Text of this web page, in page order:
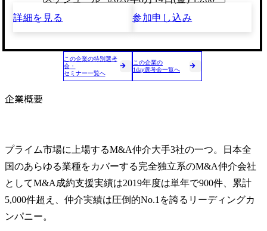
詳細を見る
参加申し込み
この企業の特別選考
会・
セミナー一覧へ
この企業の
1day選考会一覧へ
企業概要
プライム市場に上場するM&A仲介大手3社の一つ。日本全
国のあらゆる業種をカバーする完全独立系のM&A仲介会社
としてM&A成約支援実績は2019年度は単年で900件、累計
5,000件超え、仲介実績は圧倒的No.1を誇るリーディングカ
ンパニー。